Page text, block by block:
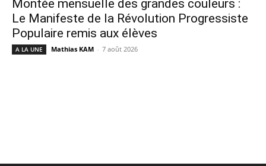
Montée mensuelle des grandes couleurs :
Le Manifeste de la Révolution Progressiste
Populaire remis aux élèves
A LA UNE Mathias KAM - 7 août 2026